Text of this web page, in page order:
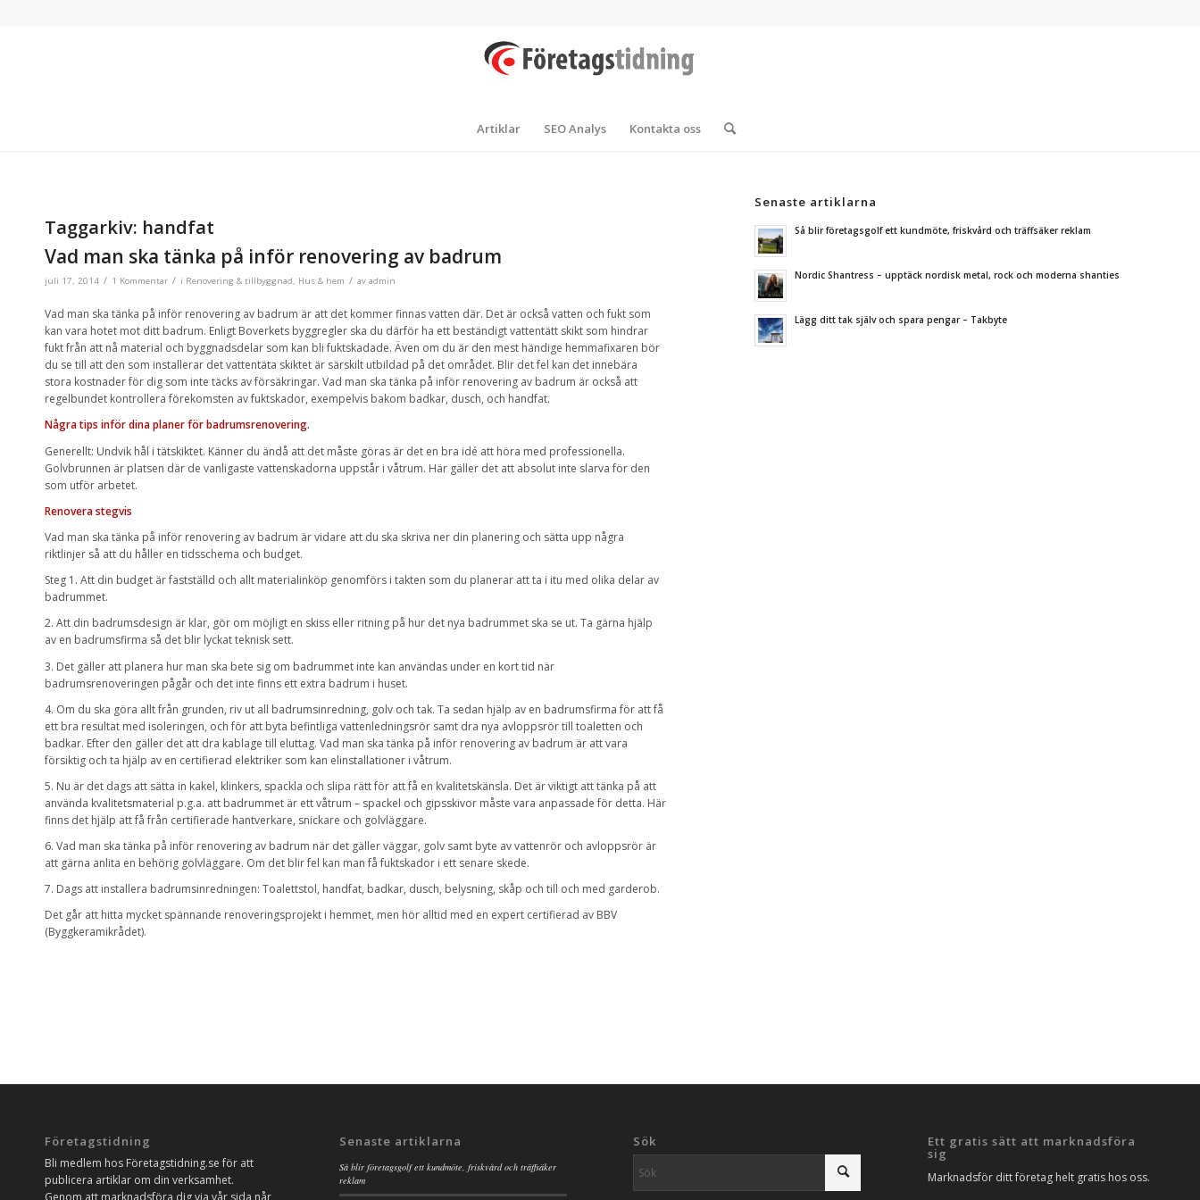
Artiklar SEO Analys Kontakta oss
Taggarkiv: handfat
Vad man ska tänka på inför renovering av badrum
juli 17, 2014 / 1 Kommentar / i Renovering & tillbyggnad, Hus & hem / av admin
Vad man ska tänka på inför renovering av badrum är att det kommer finnas vatten där. Det är också vatten och fukt som
kan vara hotet mot ditt badrum. Enligt Boverkets byggregler ska du därför ha ett beständigt vattentätt skikt som hindrar
fukt från att nå material och byggnadsdelar som kan bli fuktskadade. Även om du är den mest händige hemmafixaren bör
du se till att den som installerar det vattentäta skiktet är särskilt utbildad på det området. Blir det fel kan det innebära
stora kostnader för dig som inte täcks av försäkringar. Vad man ska tänka på inför renovering av badrum är också att
regelbundet kontrollera förekomsten av fuktskador, exempelvis bakom badkar, dusch, och handfat.
Några tips inför dina planer för badrumsrenovering.
Generellt: Undvik hål i tätskiktet. Känner du ändå att det måste göras är det en bra idé att höra med professionella.
Golvbrunnen är platsen där de vanligaste vattenskadorna uppstår i våtrum. Här gäller det att absolut inte slarva för den
som utför arbetet.
Renovera stegvis
Vad man ska tänka på inför renovering av badrum är vidare att du ska skriva ner din planering och sätta upp några
riktlinjer så att du håller en tidsschema och budget.
Steg 1. Att din budget är fastställd och allt materialinköp genomförs i takten som du planerar att ta i itu med olika delar av
badrummet.
2. Att din badrumsdesign är klar, gör om möjligt en skiss eller ritning på hur det nya badrummet ska se ut. Ta gärna hjälp
av en badrumsfirma så det blir lyckat teknisk sett.
3. Det gäller att planera hur man ska bete sig om badrummet inte kan användas under en kort tid när
badrumsrenoveringen pågår och det inte finns ett extra badrum i huset.
4. Om du ska göra allt från grunden, riv ut all badrumsinredning, golv och tak. Ta sedan hjälp av en badrumsfirma för att få
ett bra resultat med isoleringen, och för att byta befintliga vattenledningsrör samt dra nya avloppsrör till toaletten och
badkar. Efter den gäller det att dra kablage till eluttag. Vad man ska tänka på inför renovering av badrum är att vara
försiktig och ta hjälp av en certifierad elektriker som kan elinstallationer i våtrum.
5. Nu är det dags att sätta in kakel, klinkers, spackla och slipa rätt för att få en kvalitetskänsla. Det är viktigt att tänka på att
använda kvalitetsmaterial p.g.a. att badrummet är ett våtrum – spackel och gipsskivor måste vara anpassade för detta. Här
finns det hjälp att få från certifierade hantverkare, snickare och golvläggare.
6. Vad man ska tänka på inför renovering av badrum när det gäller väggar, golv samt byte av vattenrör och avloppsrör är
att gärna anlita en behörig golvläggare. Om det blir fel kan man få fuktskador i ett senare skede.
7. Dags att installera badrumsinredningen: Toalettstol, handfat, badkar, dusch, belysning, skåp och till och med garderob.
Det går att hitta mycket spännande renoveringsprojekt i hemmet, men hör alltid med en expert certifierad av BBV
(Byggkeramikrådet).
Senaste artiklarna
Så blir företagsgolf ett kundmöte, friskvård och träffsäker reklam
Nordic Shantress – upptäck nordisk metal, rock och moderna shanties
Lägg ditt tak själv och spara pengar – Takbyte
Företagstidning
Bli medlem hos Företagstidning.se för att
publicera artiklar om din verksamhet.
Genom att marknadsföra dig via vår sida når
Senaste artiklarna
Så blir företagsgolf ett kundmöte, friskvård och träffsäker
reklam
Sök Ett gratis sätt att marknadsföra
sig
Marknadsför ditt företag helt gratis hos oss.